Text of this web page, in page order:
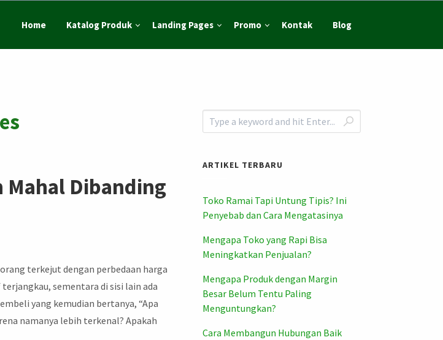
Home Katalog Produk Landing Pages Promo Kontak Blog
Mahal Dibanding
terkejut dengan perbedaan harga
sementara di sisi lain ada
yang kemudian bertanya, “Apa
namanya lebih terkenal? Apakah
ARTIKEL TERBARU
Toko Ramai Tapi Untung Tipis? Ini
Penyebab dan Cara Mengatasinya
Mengapa Toko yang Rapi Bisa
Meningkatkan Penjualan?
Mengapa Produk dengan Margin
Besar Belum Tentu Paling
Menguntungkan?
Cara Membangun Hubungan Baik